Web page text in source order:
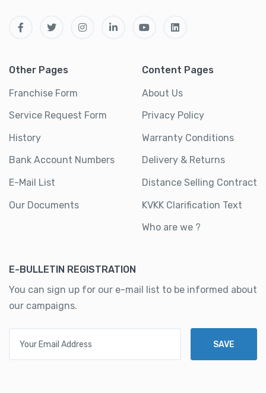
Other Pages
Franchise Form
Service Request Form
History
Bank Account Numbers
E-Mail List
Our Documents
Content Pages
About Us
Privacy Policy
Warranty Conditions
Delivery & Returns
Distance Selling Contract
KVKK Clarification Text
Who are we ?
E-BULLETIN REGISTRATION
You can sign up for our e-mail list to be informed about
our campaigns.
SAVE